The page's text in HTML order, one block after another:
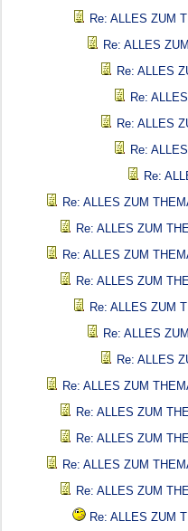
Re: ALLES ZUM
Re: ALLES
Re: ALLES
Re:
Re: ALLES
Re:
Re:
Re: ALLES ZUM
Re: ALLES ZUM
Re: ALLES ZUM
Re: ALLES ZUM
Re: ALLES ZUM
Re: ALLES
Re: ALLES
Re: ALLES ZUM
Re: ALLES ZUM
Re: ALLES ZUM
Re: ALLES ZUM
Re: ALLES ZUM
Re: ALLES ZUM